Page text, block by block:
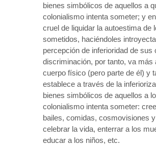
bienes simbólicos de aquellos a
colonialismo intenta someter; y
cruel de liquidar la autoestima de
sometidos, haciéndoles
percepción de inferioridad de sus
discriminación, por tanto, va más
cuerpo físico (pero parte de él) y
establece a través de la
bienes simbólicos de aquellos a
colonialismo intenta someter:
bailes, comidas, cosmovisiones
celebrar la vida, enterrar a los
educar a los niños, etc.